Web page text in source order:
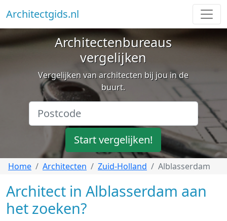
Architectgids.nl
Architectenbureaus
vergelijken
Vergelijken van architecten bij jou in de
buurt.
Start vergelijken!
Home Architecten Zuid-Holland Alblasserdam
Architect in Alblasserdam aan
het zoeken?